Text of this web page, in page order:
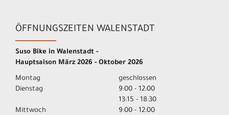
ÖFFNUNGSZEITEN WALENSTADT
Suso Bike in Walenstadt -
Hauptsaison März 2026 - Oktober 2026
Montag
geschlossen
Dienstag
9:00 - 12:00
13:15 - 18:30
Mittwoch
9:00 - 12:00